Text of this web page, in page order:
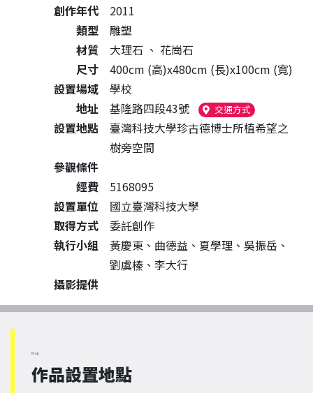
創作年代
2011
類型
雕塑
材質
大理石 、 花崗石
尺寸
400cm (高)x480cm (長)x100cm (寬)
設置場域
學校
地址
基隆路四段43號 交通方式（另開新視窗）
設置地點
臺灣科技大學珍古德博士所植希望之
樹旁空間
參觀條件
經費
5168095
設置單位
國立臺灣科技大學
取得方式
委託創作
執行小組
黃慶東、曲德益、夏學理、吳振岳、
劉虞榛、李大行
攝影提供
Map
作品設置地點